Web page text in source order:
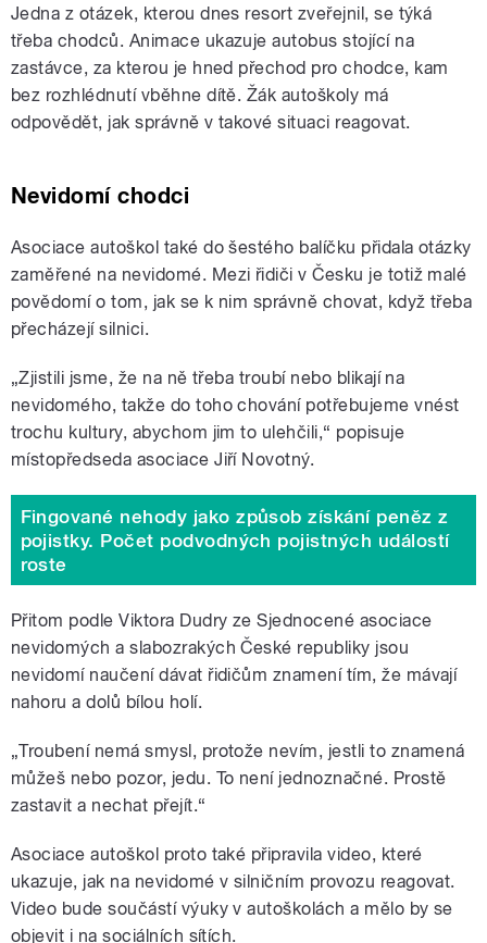
Jedna z otázek, kterou dnes resort zveřejnil, se týká
třeba chodců. Animace ukazuje autobus stojící na
zastávce, za kterou je hned přechod pro chodce, kam
bez rozhlédnutí vběhne dítě. Žák autoškoly má
odpovědět, jak správně v takové situaci reagovat.
Nevidomí chodci
Asociace autoškol také do šestého balíčku přidala otázky
zaměřené na nevidomé. Mezi řidiči v Česku je totiž malé
povědomí o tom, jak se k nim správně chovat, když třeba
přecházejí silnici.
„Zjistili jsme, že na ně třeba troubí nebo blikají na
nevidomého, takže do toho chování potřebujeme vnést
trochu kultury, abychom jim to ulehčili,“ popisuje
místopředseda asociace Jiří Novotný.
Fingované nehody jako způsob získání peněz z
pojistky. Počet podvodných pojistných událostí
roste
Přitom podle Viktora Dudry ze Sjednocené asociace
nevidomých a slabozrakých České republiky jsou
nevidomí naučení dávat řidičům znamení tím, že mávají
nahoru a dolů bílou holí.
„Troubení nemá smysl, protože nevím, jestli to znamená
můžeš nebo pozor, jedu. To není jednoznačné. Prostě
zastavit a nechat přejít.“
Asociace autoškol proto také připravila video, které
ukazuje, jak na nevidomé v silničním provozu reagovat.
Video bude součástí výuky v autoškolách a mělo by se
objevit i na sociálních sítích.